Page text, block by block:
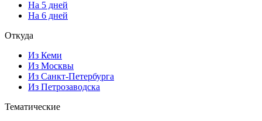
На 5 дней
На 6 дней
Откуда
Из Кеми
Из Москвы
Из Санкт-Петербурга
Из Петрозаводска
Тематические